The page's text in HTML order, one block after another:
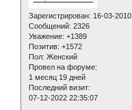
Зарегистрирован: 16-03-2010
Сообщений: 2326
Уважение: +1389
Позитив: +1572
Пол: Женский
Провел на форуме:
1 месяц 19 дней
Последний визит:
07-12-2022 22:35:07